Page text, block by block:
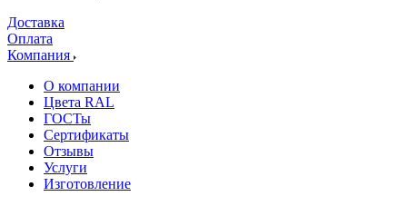
Доставка
Оплата
Компания
О компании
Цвета RAL
ГОСТы
Сертификаты
Отзывы
Услуги
Изготовление